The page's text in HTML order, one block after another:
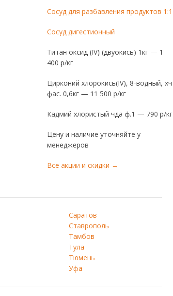
Сосуд для разбавления продуктов 1:1
Сосуд дигестионный
Титан оксид (IV) (двуокись) 1кг — 1
400 р/кг
Цирконий хлорокись(IV), 8-водный, хч
фас. 0,6кг — 11 500 р/кг
Кадмий хлористый чда ф.1 — 790 р/кг
Цену и наличие уточняйте у
менеджеров
Все акции и скидки →
Саратов
Ставрополь
Тамбов
Тула
Тюмень
Уфа